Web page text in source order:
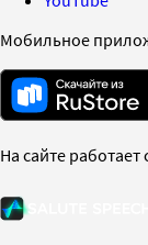
Мобильное
На сайте работает